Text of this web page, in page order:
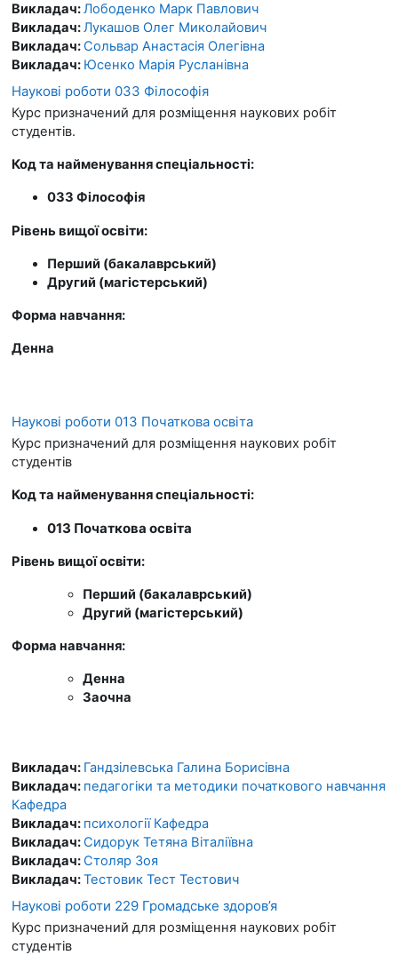
Викладач:Лободенко Марк Павлович
Викладач:Лукашов Олег Миколайович
Викладач:Сольвар Анастасія Олегівна
Викладач: Юсенко Марія Русланівна
Наукові роботи 033 Філософія
Курс призначений для розміщення наукових робіт
студентів.
Код та найменування спеціальності:
033 Філософія
Рівень вищої освіти:
Перший (бакалаврський)
Другий (магістерський)
Форма навчання:
Денна
Наукові роботи 013 Початкова освіта
Курс призначений для розміщення наукових робіт
студентів
Код та найменування спеціальності:
013 Початкова освіта
Рівень вищої освіти:
Перший (бакалаврський)
Другий (магістерський)
Форма навчання:
Денна
Заочна
Викладач: Гандзілевська Галина Борисівна
Викладач: педагогіки та методики початкового навчання
Кафедра
Викладач: психології Кафедра
Викладач:Сидорук Тетяна Віталіївна
Викладач:Столяр Зоя
Викладач:Тестовик Тест Тестович
Наукові роботи 229 Громадське здоров’я
Курс призначений для розміщення наукових робіт
студентів